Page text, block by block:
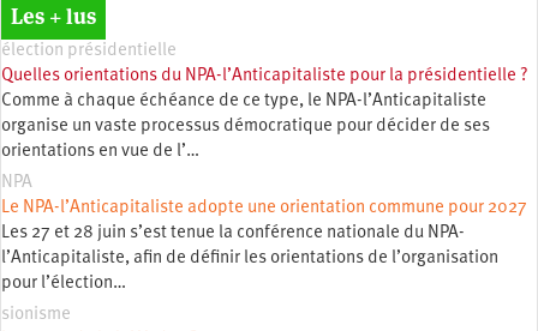
Les + lus
élection présidentielle
Quelles orientations du NPA-l’Anticapitaliste pour la présidentielle ?
Comme à chaque échéance de ce type, le NPA-l’Anticapitaliste
organise un vaste processus démocratique pour décider de ses
orientations en vue de l’…
NPA
Le NPA-l’Anticapitaliste adopte une orientation commune pour 2027
Les 27 et 28 juin s’est tenue la conférence nationale du NPA-
l’Anticapitaliste, afin de définir les orientations de l’organisation
pour l’élection…
sionisme